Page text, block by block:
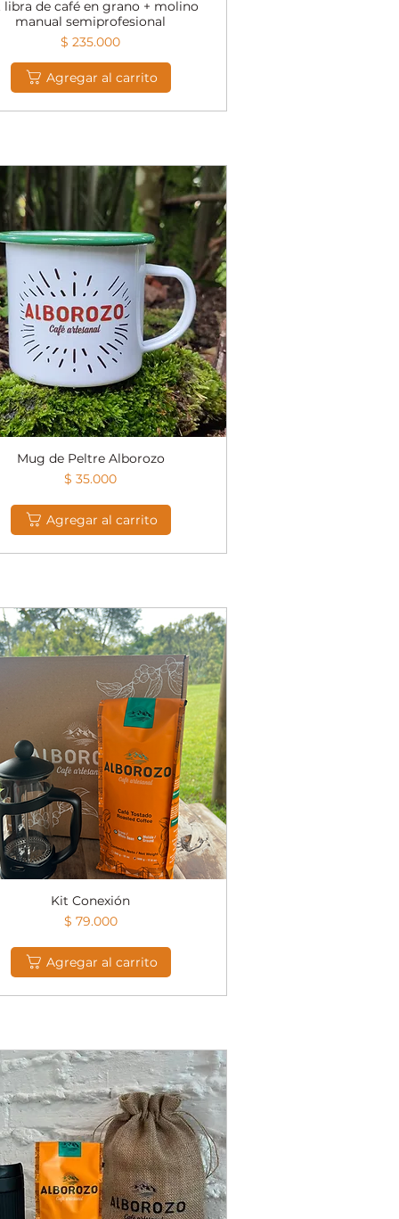
Vista rápida
libra de café en grano + molino
manual semiprofesional
Precio
$ 235.000
Agregar al carrito
Vista rápida
Mug de Peltre Alborozo
Precio
$ 35.000
Agregar al carrito
Vista rápida
Kit Conexión
Precio
$ 79.000
Agregar al carrito